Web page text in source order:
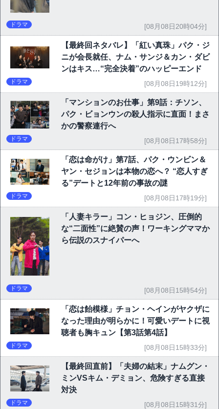
ドラマ [08月08日20時04分]
【最終回ネタバレ】「紅い真珠」パク・ジ
ニが会長就任、ナム・サンジ＆カン・ダビ
ンはキス…“完全決着”のハッピーエンド
ドラマ [08月08日19時12分]
「マンションのお仕事」第9話：チソン、
パク・ビョンウンの殺人指示に直面！まさ
かの警察連行へ
ドラマ [08月08日17時58分]
「恋は命がけ」第7話、パク・ウンビン＆
ヤン・セジョンは本物の恋へ？ “恋人すぎ
る”デートと12年前の事故の謎
ドラマ [08月08日17時19分]
「人妻キラー」コン・ヒョジン、圧倒的
な“二面性”に絶賛の声！ワーキングママか
ら伝説のスナイパーへ
ドラマ [08月08日15時54分]
「恋は飴模様」チョン・ヘインがヤクザに
なった理由が明らかに！可愛いデートに視
聴者も胸キュン【第3話第4話】
ドラマ [08月08日15時33分]
【最終回直前】「夫婦の結末」ナムグン・
ミンVSキム・デミョン、危険すぎる直接
対決
ドラマ [08月08日15時31分]